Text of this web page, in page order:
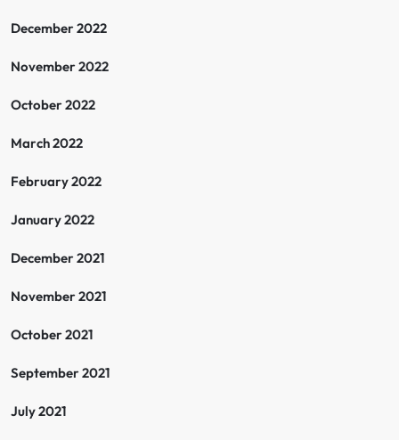
December 2022
November 2022
October 2022
March 2022
February 2022
January 2022
December 2021
November 2021
October 2021
September 2021
July 2021